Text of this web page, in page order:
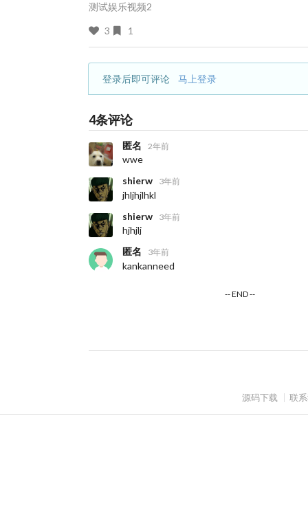
测试娱乐视频2
3 1
登录后即可评论 马上登录
4条评论
匿名 2年前
wwe
shierw
3年前
jhljhjlhkl
shierw
3年前
hjhjlj
匿名
3年前
kankanneed
-- END --
源码下载 联